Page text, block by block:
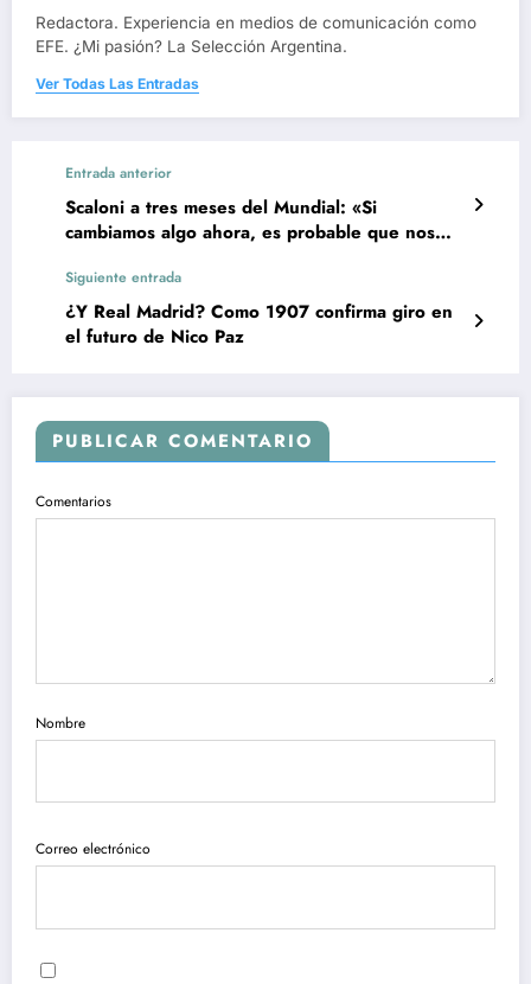
Redactora. Experiencia en medios de comunicación como
EFE. ¿Mi pasión? La Selección Argentina.
Ver Todas Las Entradas
Entrada anterior
Scaloni a tres meses del Mundial: «Si
cambiamos algo ahora, es probable que nos
Siguiente entrada
¿Y Real Madrid? Como 1907 confirma giro en
el futuro de Nico Paz
PUBLICAR COMENTARIO
Comentarios
Nombre
Correo electrónico